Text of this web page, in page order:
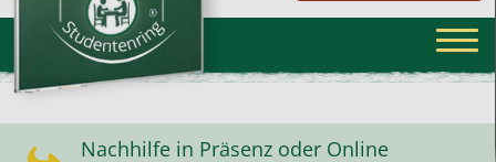
Nachhilfe in Präsenz oder Online